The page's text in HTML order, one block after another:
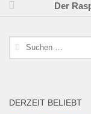
Der
Suchen
nach:
DERZEIT BELIEBT